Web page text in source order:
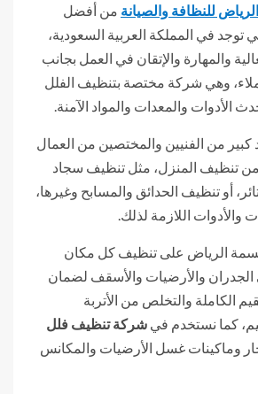
للنظافة والصيانة من أفضل
في المملكة العربية السعودية،
والمهارة والإتقان في العمل بجانب
وهي شركة مختصة بتنظيف الفلل
الأدوات والمعدات والمواد الآمنة.
من الفنيين والمختصين من العمال
تنظيف المنزل، مثل تنظيف سجاد
أو تنظيف الحدائق والمسابح وغيرها،
والأدوات اللازمة لذلك.
الرياض على تنظيف كل مكان
الجدران والأرضيات والأسقف لضمان
الكاملة والتخلص من الأتربة
كما نستخدم في شركة تنظيف فلل
وماكينات غسل الأرضيات والمكانس